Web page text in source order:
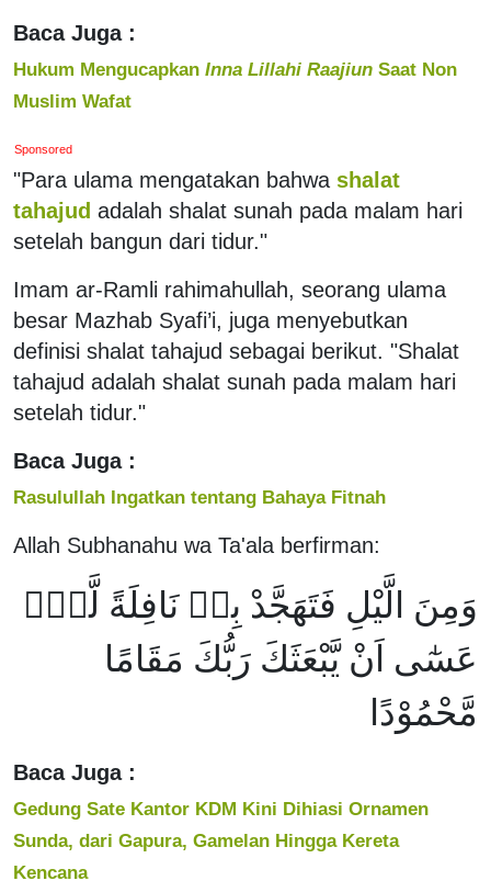
Baca Juga :
Hukum Mengucapkan Inna Lillahi Raajiun Saat Non
Muslim Wafat
Sponsored
"Para ulama mengatakan bahwa shalat
tahajud adalah shalat sunah pada malam hari
setelah bangun dari tidur."
Imam ar-Ramli rahimahullah, seorang ulama
besar Mazhab Syafi’i, juga menyebutkan
definisi shalat tahajud sebagai berikut. "Shalat
tahajud adalah shalat sunah pada malam hari
setelah tidur."
Baca Juga :
Rasulullah Ingatkan tentang Bahaya Fitnah
Allah Subhanahu wa Ta'ala berfirman:
وَمِنَ الَّيْلِ فَتَهَجَّدْ بِهٖ نَافِلَةً لَّكَۖ
عَسٰٓى اَنْ يَّبْعَثَكَ رَبُّكَ مَقَامًا
مَّحْمُوْدًا
Baca Juga :
Gedung Sate Kantor KDM Kini Dihiasi Ornamen
Sunda, dari Gapura, Gamelan Hingga Kereta
Kencana